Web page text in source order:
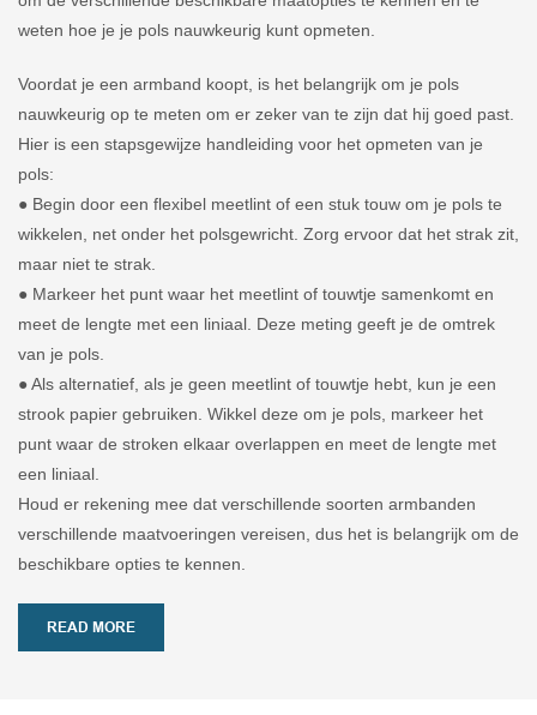
weten hoe je je pols nauwkeurig kunt opmeten.
Voordat je een armband koopt, is het belangrijk om je pols
nauwkeurig op te meten om er zeker van te zijn dat hij goed past.
Hier is een stapsgewijze handleiding voor het opmeten van je
pols:
● Begin door een flexibel meetlint of een stuk touw om je pols te
wikkelen, net onder het polsgewricht. Zorg ervoor dat het strak zit,
maar niet te strak.
● Markeer het punt waar het meetlint of touwtje samenkomt en
meet de lengte met een liniaal. Deze meting geeft je de omtrek
van je pols.
● Als alternatief, als je geen meetlint of touwtje hebt, kun je een
strook papier gebruiken. Wikkel deze om je pols, markeer het
punt waar de stroken elkaar overlappen en meet de lengte met
een liniaal.
Houd er rekening mee dat verschillende soorten armbanden
verschillende maatvoeringen vereisen, dus het is belangrijk om de
beschikbare opties te kennen.
READ MORE